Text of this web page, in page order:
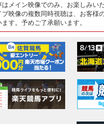
はメイン映像でのみ、お楽しみい
ブ映像の複数同時視聴は、お客
ます。予めご了承願います。